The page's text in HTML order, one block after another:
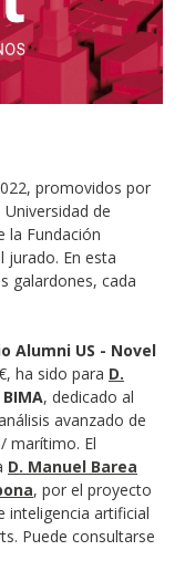
promovidos por
de
la Fundación
jurado. En esta
galardones, cada
Alumni US - Novel
ha sido para D.
BIMA, dedicado al
avanzado de
marítimo. El
D. Manuel Barea
, por el proyecto
inteligencia artificial
Puede consultarse